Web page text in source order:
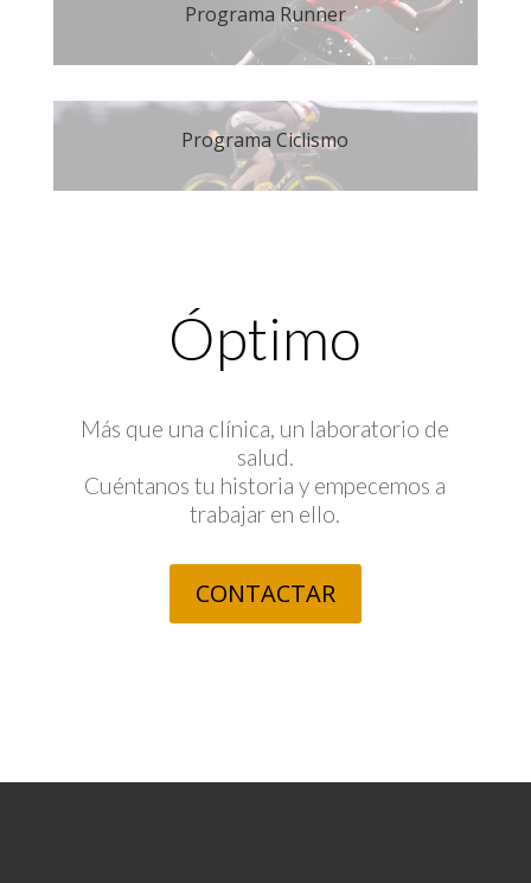
Programa Runner
Programa Ciclismo
Óptimo
Más que una clínica, un laboratorio de
salud.
Cuéntanos tu historia y empecemos a
trabajar en ello.
CONTACTAR